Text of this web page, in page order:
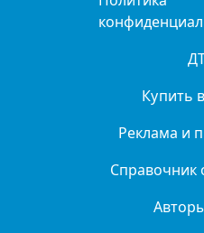
Купить
Реклама и
Справочник